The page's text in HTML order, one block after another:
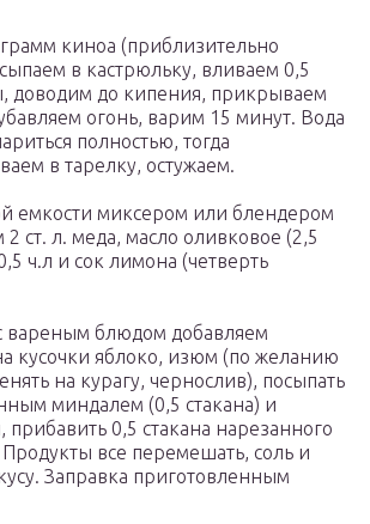
киноа (приблизительно
в кастрюльку, вливаем 0,5
доводим до кипения, прикрываем
огонь, варим 15 минут. Вода
полностью, тогда
в тарелку, остужаем.
емкости миксером или блендером
ст. л. меда, масло оливковое (2,5
ч.л и сок лимона (четверть
вареным блюдом добавляем
кусочки яблоко, изюм (по желанию
на курагу, чернослив), посыпать
миндалем (0,5 стакана) и
прибавить 0,5 стакана нарезанного
Продукты все перемешать, соль и
Заправка приготовленным